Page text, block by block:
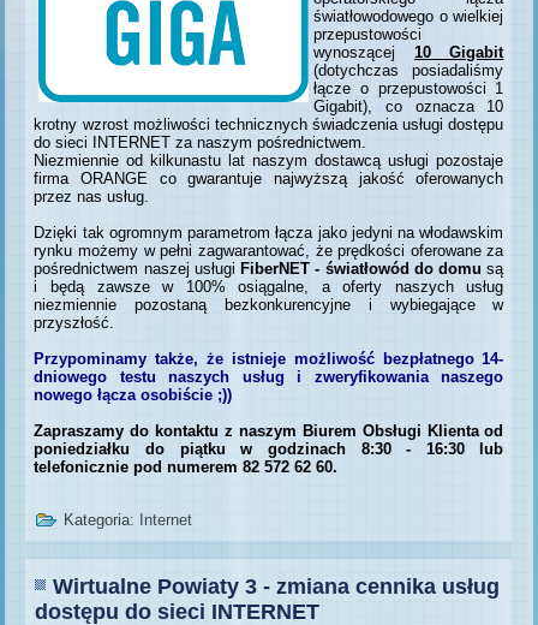
światłowodowego o wielkiej
przepustowości
wynoszącej 10 Gigabit
(dotychczas posiadaliśmy
łącze o przepustowości 1
Gigabit), co oznacza 10
krotny wzrost możliwości technicznych świadczenia usługi dostępu
do sieci INTERNET za naszym pośrednictwem.
Niezmiennie od kilkunastu lat naszym dostawcą usługi pozostaje
firma ORANGE co gwarantuje najwyższą jakość oferowanych
przez nas usług.
Dzięki tak ogromnym parametrom łącza jako jedyni na włodawskim
rynku możemy w pełni zagwarantować, że prędkości oferowane za
pośrednictwem naszej usługi FiberNET - światłowód do domu są
i będą zawsze w 100% osiągalne, a oferty naszych usług
niezmiennie pozostaną bezkonkurencyjne i wybiegające w
przyszłość.
Przypominamy także, że istnieje możliwość bezpłatnego 14-
dniowego testu naszych usług i zweryfikowania naszego
nowego łącza osobiście ;))
Zapraszamy do kontaktu z naszym Biurem Obsługi Klienta od
poniedziałku do piątku w godzinach 8:30 - 16:30 lub
telefonicznie pod numerem 82 572 62 60.
Kategoria: Internet
Wirtualne Powiaty 3 - zmiana cennika usług
dostępu do sieci INTERNET